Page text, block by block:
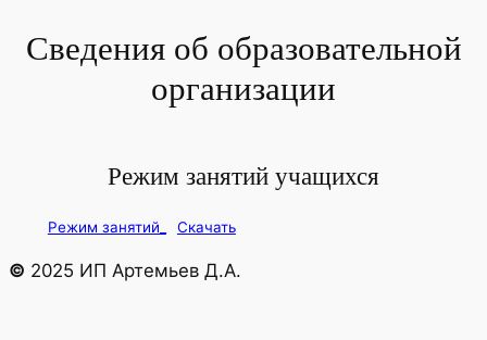
Перейти
Сведения об образовательной
организации
Режим занятий учащихся
Режим занятий_ Скачать
© 2025 ИП Артемьев Д.А.